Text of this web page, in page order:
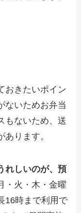
おきたいポイン
ないためお弁当
もないため、送
ります。
れしいのが、預
・火・木・金曜
16時まで利用で